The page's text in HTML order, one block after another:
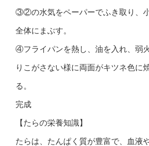
③②の水気をペーパーでふき取り、
全体にまぶす。
④フライパンを熱し、油を入れ、弱
りこがさない様に両面がキツネ色に
る。
完成
【たらの栄養知識】
たらは、たんぱく質が豊富で、血液